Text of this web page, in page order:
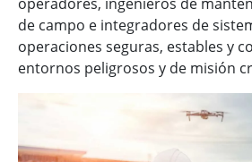
de campo e integradores de
operaciones seguras, estables y
entornos peligrosos y de misión